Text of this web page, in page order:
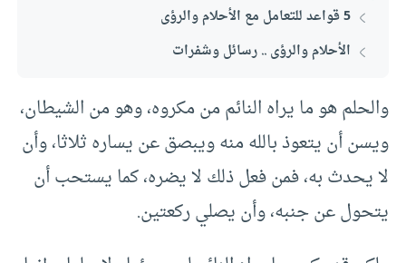
5 قواعد للتعامل مع الأحلام والرؤى
الأحلام والرؤى .. رسائل وشفرات
والحلم هو ما يراه النائم من مكروه، وهو من الشيطان،
ويسن أن يتعوذ بالله منه ويبصق عن يساره ثلاثا، وأن
لا يحدث به، فمن فعل ذلك لا يضره، كما يستحب أن
يتحول عن جنبه، وأن يصلي ركعتين.